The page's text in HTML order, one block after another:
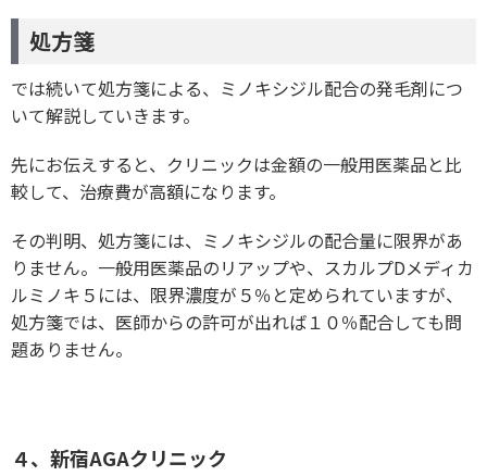
処方箋
では続いて処方箋による、ミノキシジル配合の発毛剤につ
いて解説していきます。
先にお伝えすると、クリニックは金額の一般用医薬品と比
較して、治療費が高額になります。
その判明、処方箋には、ミノキシジルの配合量に限界があ
りません。一般用医薬品のリアップや、スカルプDメディカ
ルミノキ５には、限界濃度が５％と定められていますが、
処方箋では、医師からの許可が出れば１０％配合しても問
題ありません。
４、新宿AGAクリニック